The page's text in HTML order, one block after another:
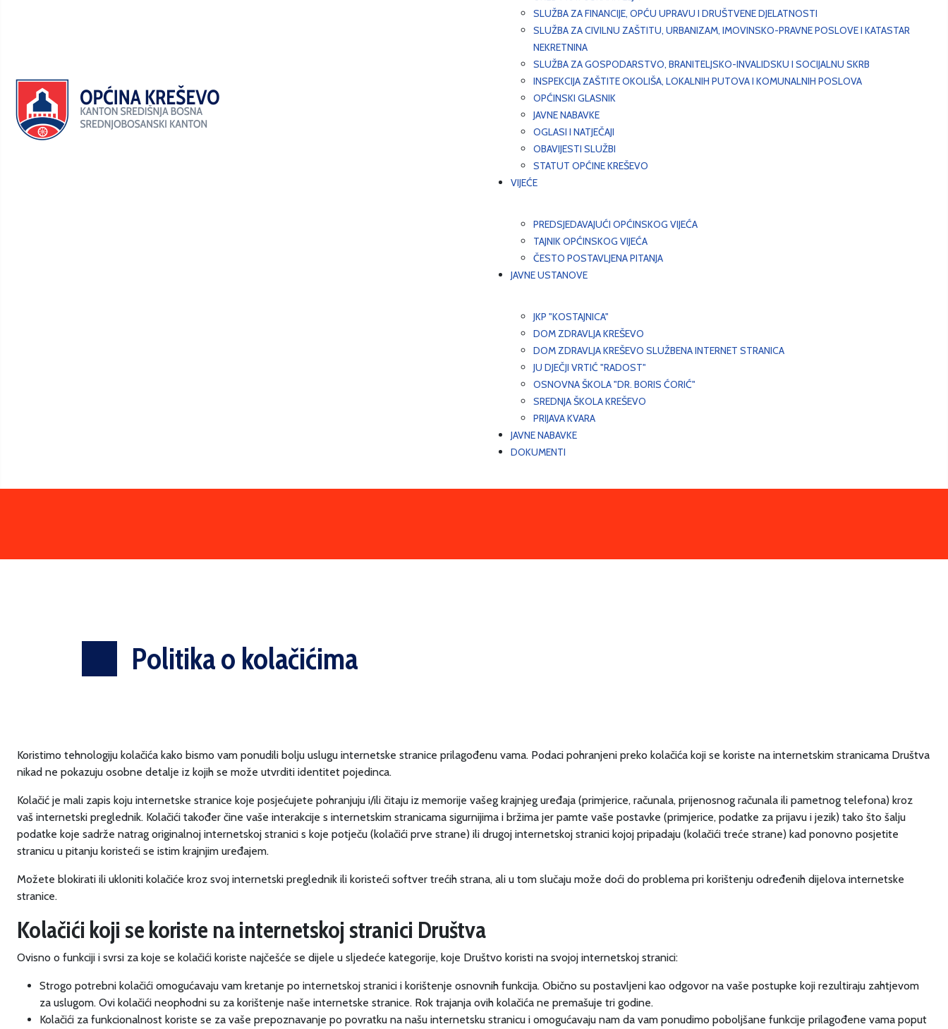
SLUŽBA ZA FINANCIJE, OPĆU UPRAVU I DRUŠTVENE DJELATNOSTI
SLUŽBA ZA CIVILNU ZAŠTITU, URBANIZAM, IMOVINSKO-PRAVNE POSLOVE I KATASTAR
NEKRETNINA
SLUŽBA ZA GOSPODARSTVO, BRANITELJSKO-INVALIDSKU I SOCIJALNU SKRB
INSPEKCIJA ZAŠTITE OKOLIŠA, LOKALNIH PUTOVA I KOMUNALNIH POSLOVA
OPĆINSKI GLASNIK
JAVNE NABAVKE
OGLASI I NATJEČAJI
OBAVIJESTI SLUŽBI
STATUT OPĆINE KREŠEVO
VIJEĆE
PREDSJEDAVAJUĆI OPĆINSKOG VIJEĆA
TAJNIK OPĆINSKOG VIJEĆA
ČESTO POSTAVLJENA PITANJA
JAVNE USTANOVE
JKP "KOSTAJNICA"
DOM ZDRAVLJA KREŠEVO
DOM ZDRAVLJA KREŠEVO SLUŽBENA INTERNET STRANICA
JU DJEČJI VRTIĆ "RADOST"
OSNOVNA ŠKOLA "DR. BORIS ĆORIĆ"
SREDNJA ŠKOLA KREŠEVO
PRIJAVA KVARA
JAVNE NABAVKE
DOKUMENTI
Politika o kolačićima
Koristimo tehnologiju kolačića kako bismo vam ponudili bolju uslugu internetske stranice prilagođenu vama. Podaci pohranjeni preko kolačića koji se koriste na internetskim stranicama Društva
nikad ne pokazuju osobne detalje iz kojih se može utvrditi identitet pojedinca.
Kolačić je mali zapis koju internetske stranice koje posjećujete pohranjuju i/ili čitaju iz memorije vašeg krajnjeg uređaja (primjerice, računala, prijenosnog računala ili pametnog telefona) kroz
vaš internetski preglednik. Kolačići također čine vaše interakcije s internetskim stranicama sigurnijima i bržima jer pamte vaše postavke (primjerice, podatke za prijavu i jezik) tako što šalju
podatke koje sadrže natrag originalnoj internetskoj stranici s koje potječu (kolačići prve strane) ili drugoj internetskoj stranici kojoj pripadaju (kolačići treće strane) kad ponovno posjetite
stranicu u pitanju koristeći se istim krajnjim uređajem.
Možete blokirati ili ukloniti kolačiće kroz svoj internetski preglednik ili koristeći softver trećih strana, ali u tom slučaju može doći do problema pri korištenju određenih dijelova internetske
stranice.
Kolačići koji se koriste na internetskoj stranici Društva
Ovisno o funkciji i svrsi za koje se kolačići koriste najčešće se dijele u sljedeće kategorije, koje Društvo koristi na svojoj internetskoj stranici:
Strogo potrebni kolačići omogućavaju vam kretanje po internetskoj stranici i korištenje osnovnih funkcija. Obično su postavljeni kao odgovor na vaše postupke koji rezultiraju zahtjevom
za uslugom. Ovi kolačići neophodni su za korištenje naše internetske stranice. Rok trajanja ovih kolačića ne premašuje tri godine.
Kolačići za funkcionalnost koriste se za vaše prepoznavanje po povratku na našu internetsku stranicu i omogućavaju nam da vam ponudimo poboljšane funkcije prilagođene vama poput